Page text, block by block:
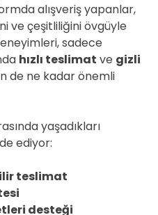
alışveriş yapanlar,
ve çeşitliliğini övgüyle
sadece
hızlı teslimat ve gizli
de ne kadar önemli
yaşadıkları
ediyor:
teslimat
desteği